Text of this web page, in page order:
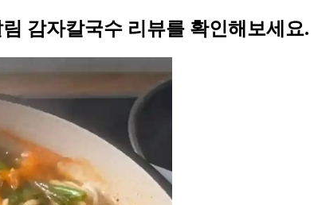
감자칼국수 리뷰를 확인해보세요.